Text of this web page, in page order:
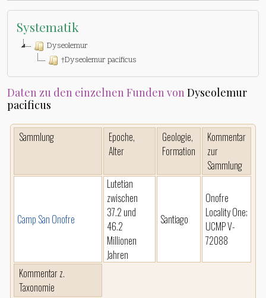
Systematik
Dyseolemur
†Dyseolemur pacificus
Daten zu den einzelnen Funden vonDyseolemur
pacificus
Sammlung
Epoche,
Alter
Geologie,
Formation
Kommentar
zur
Sammlung
Camp San Onofre
Lutetian
zwischen
37.2 und
46.2
Millionen
Jahren
Santiago
Onofre
Locality One;
UCMP V-
72088
Kommentar z.
Taxonomie